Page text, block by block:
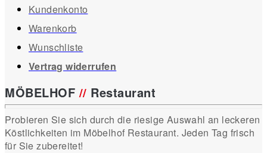
Kundenkonto
Warenkorb
Wunschliste
Vertrag widerrufen
MÖBELHOF// Restaurant
Probieren Sie sich durch die riesige Auswahl an leckeren
Köstlichkeiten im Möbelhof Restaurant. Jeden Tag frisch
für Sie zubereitet!